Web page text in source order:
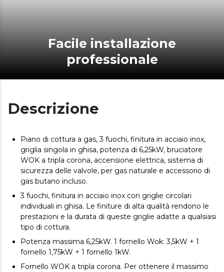
Facile installazione
professionale
Descrizione
Piano di cottura a gas, 3 fuochi, finitura in acciaio inox,
griglia singola in ghisa, potenza di 6,25kW, bruciatore
WOK a tripla corona, accensione elettrica, sistema di
sicurezza delle valvole, per gas naturale e accessorio di
gas butano incluso.
3 fuochi, finitura in acciaio inox con griglie circolari
individuali in ghisa. Le finiture di alta qualità rendono le
prestazioni e la durata di queste griglie adatte a qualsiasi
tipo di cottura.
Potenza massima 6,25kW. 1 fornello Wok: 3,5kW + 1
fornello 1,75kW + 1 fornello 1kW.
Fornello WOK a tripla corona. Per ottenere il massimo